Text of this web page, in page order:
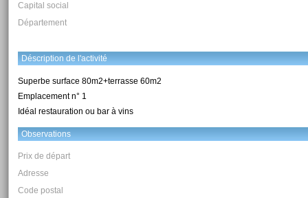
Capital social
Département
Déscription de l'activité
Superbe surface 80m2+terrasse 60m2
Emplacement n° 1
Idéal restauration ou bar à vins
Observations
Prix de départ
Adresse
Code postal